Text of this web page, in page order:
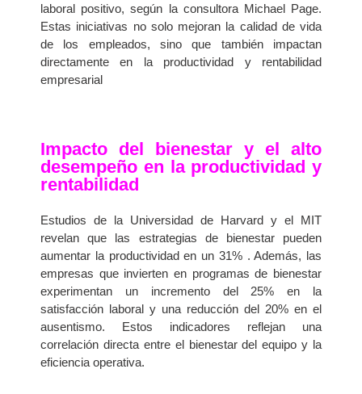
laboral positivo, según la consultora Michael Page.
Estas iniciativas no solo mejoran la calidad de vida
de los empleados, sino que también impactan
directamente en la productividad y rentabilidad
empresarial
Impacto del bienestar y el alto
desempeño en la productividad y
rentabilidad
Estudios de la Universidad de Harvard y el MIT
revelan que las estrategias de bienestar pueden
aumentar la productividad en un 31% . Además, las
empresas que invierten en programas de bienestar
experimentan un incremento del 25% en la
satisfacción laboral y una reducción del 20% en el
ausentismo. Estos indicadores reflejan una
correlación directa entre el bienestar del equipo y la
eficiencia operativa.